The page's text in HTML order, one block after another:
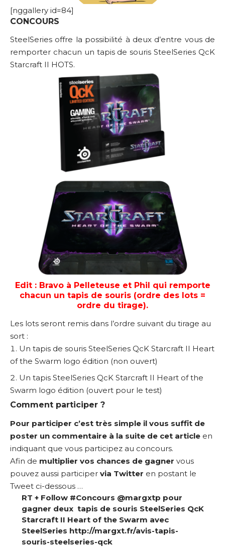
[nggallery id=84]
CONCOURS
SteelSeries offre la possibilité à deux d’entre vous de
remporter chacun un tapis de souris SteelSeries QcK
Starcraft II HOTS.
Edit : Bravo à Pelleteuse et Phil qui remporte
chacun un tapis de souris (ordre des lots =
ordre du tirage).
Les lots seront remis dans l’ordre suivant du tirage au
sort :
Un tapis de souris SteelSeries QcK Starcraft II Heart
of the Swarm logo édition (non ouvert)
Un tapis SteelSeries QcK Starcraft II Heart of the
Swarm logo édition (ouvert pour le test)
Comment participer ?
Pour participer c’est très simple il vous suffit de
poster un commentaire à la suite de cet article en
indiquant que vous participez au concours.
Afin de multiplier vos chances de gagner vous
pouvez aussi participer via Twitter en postant le
Tweet ci-dessous …
RT + Follow #Concours @margxtp pour
gagner deux tapis de souris SteelSeries QcK
Starcraft II Heart of the Swarm avec
SteelSeries http://margxt.fr/avis-tapis-
souris-steelseries-qck